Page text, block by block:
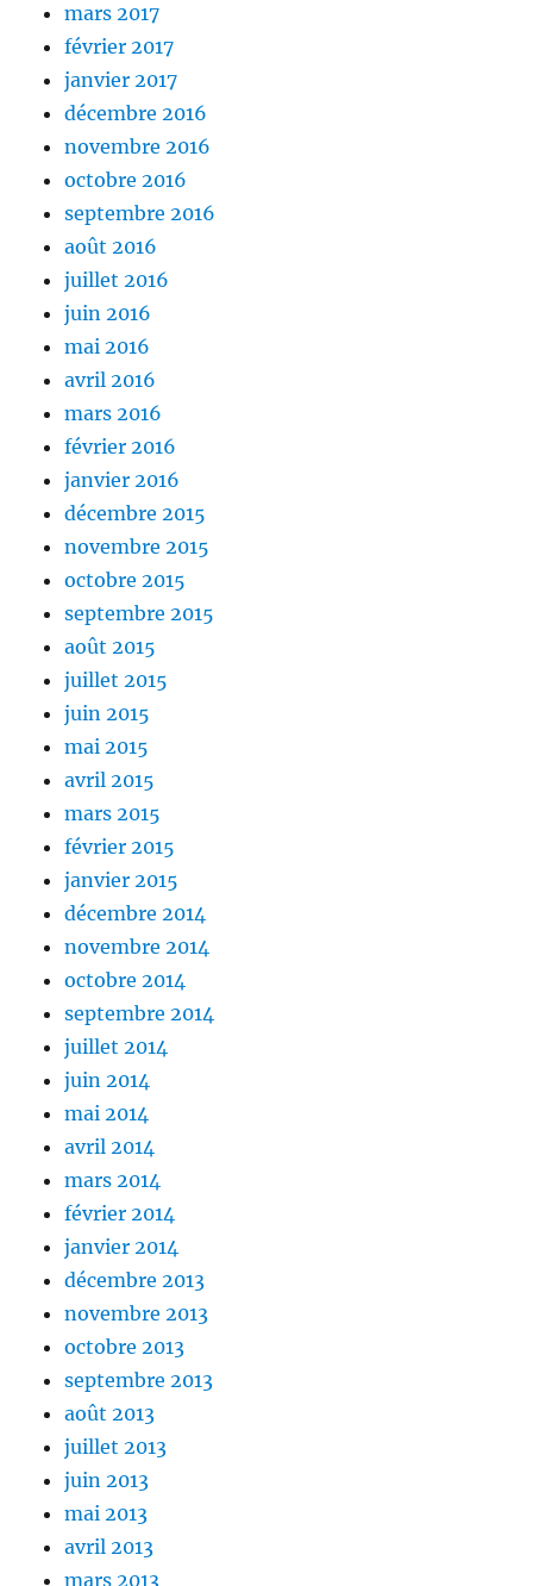
mars 2017
février 2017
janvier 2017
décembre 2016
novembre 2016
octobre 2016
septembre 2016
août 2016
juillet 2016
juin 2016
mai 2016
avril 2016
mars 2016
février 2016
janvier 2016
décembre 2015
novembre 2015
octobre 2015
septembre 2015
août 2015
juillet 2015
juin 2015
mai 2015
avril 2015
mars 2015
février 2015
janvier 2015
décembre 2014
novembre 2014
octobre 2014
septembre 2014
juillet 2014
juin 2014
mai 2014
avril 2014
mars 2014
février 2014
janvier 2014
décembre 2013
novembre 2013
octobre 2013
septembre 2013
août 2013
juillet 2013
juin 2013
mai 2013
avril 2013
mars 2013